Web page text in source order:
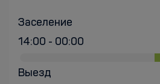
Заселение
14:00 - 00:00
Выезд